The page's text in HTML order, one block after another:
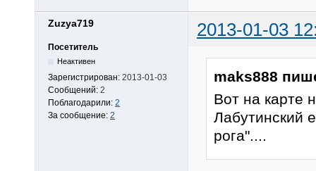
Zuzya719 2013-01-03
Посетитель
Неактивен
Зарегистрирован: 2013-01-03
Сообщений: 2
Поблагодарили: 2
За сообщение: 2
maks888
Вот на карте
Лабутинский
рога"....